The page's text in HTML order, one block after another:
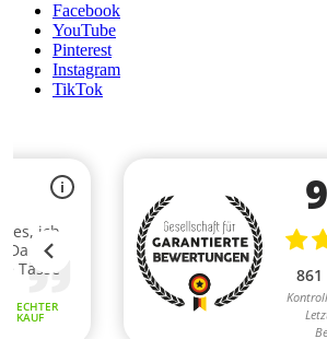
Facebook
YouTube
Pinterest
Instagram
TikTok